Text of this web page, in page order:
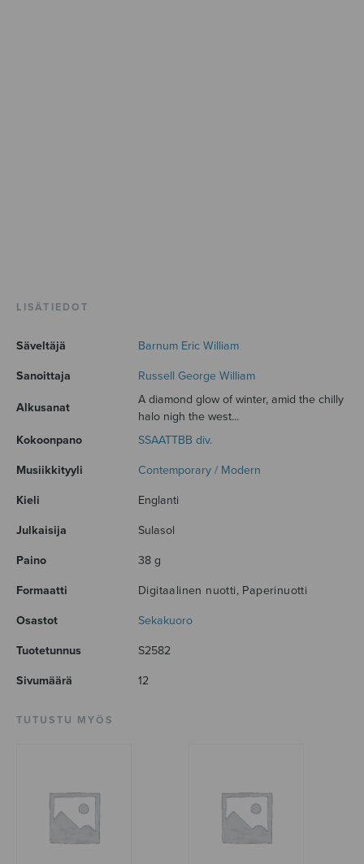
LISÄTIEDOT
Säveltäjä Barnum Eric William
Sanoittaja Russell George William
Alkusanat
A diamond glow of winter, amid the chilly
halo nigh the west...
Kokoonpano
SSAATTBB div.
Musiikkityyli Contemporary / Modern
Kieli Englanti
Julkaisija Sulasol
Paino 38 g
Formaatti Digitaalinen nuotti, Paperinuotti
Osastot Sekakuoro
Tuotetunnus S2582
Sivumäärä 12
TUTUSTU MYÖS